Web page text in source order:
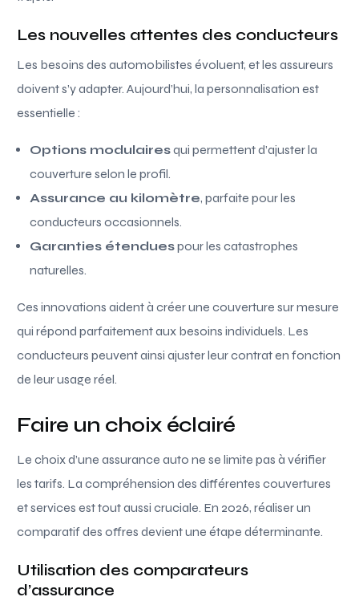
Les nouvelles attentes des conducteurs
Les besoins des automobilistes évoluent, et les assureurs
doivent s’y adapter. Aujourd’hui, la personnalisation est
essentielle :
Options modulairesqui permettent d’ajuster la
couverture selon le profil.
Assurance au kilomètre, parfaite pour les
conducteurs occasionnels.
Garanties étenduespour les catastrophes
naturelles.
Ces innovations aident à créer une couverture sur mesure
qui répond parfaitement aux besoins individuels. Les
conducteurs peuvent ainsi ajuster leur contrat en fonction
de leur usage réel.
Faire un choix éclairé
Le choix d’une assurance auto ne se limite pas à vérifier
les tarifs. La compréhension des différentes couvertures
et services est tout aussi cruciale. En 2026, réaliser un
comparatif des offres devient une étape déterminante.
Utilisation des comparateurs
d’assurance